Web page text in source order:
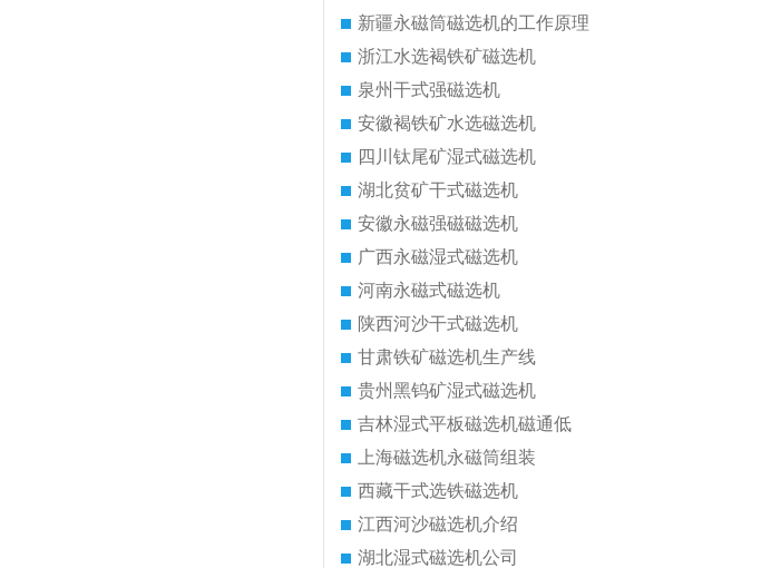
新疆永磁筒磁选机的工作原理
浙江水选褐铁矿磁选机
泉州干式强磁选机
安徽褐铁矿水选磁选机
四川钛尾矿湿式磁选机
湖北贫矿干式磁选机
安徽永磁强磁磁选机
广西永磁湿式磁选机
河南永磁式磁选机
陕西河沙干式磁选机
甘肃铁矿磁选机生产线
贵州黑钨矿湿式磁选机
吉林湿式平板磁选机磁通低
上海磁选机永磁筒组装
西藏干式选铁磁选机
江西河沙磁选机介绍
湖北湿式磁选机公司